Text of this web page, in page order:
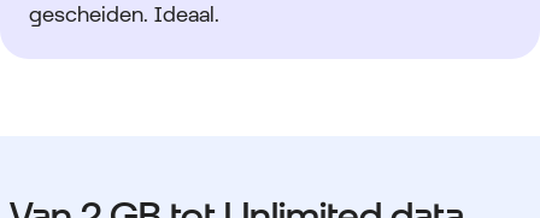
gescheiden. Ideaal.